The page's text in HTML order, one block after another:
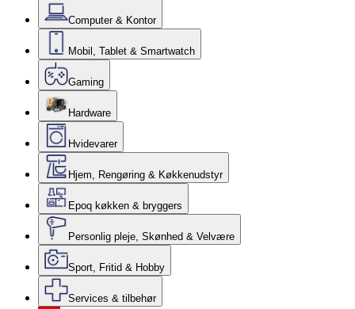
Computer & Kontor
Mobil, Tablet & Smartwatch
Gaming
Hardware
Hvidevarer
Hjem, Rengøring & Køkkenudstyr
Epoq køkken & bryggers
Personlig pleje, Skønhed & Velvære
Sport, Fritid & Hobby
Services & tilbehør